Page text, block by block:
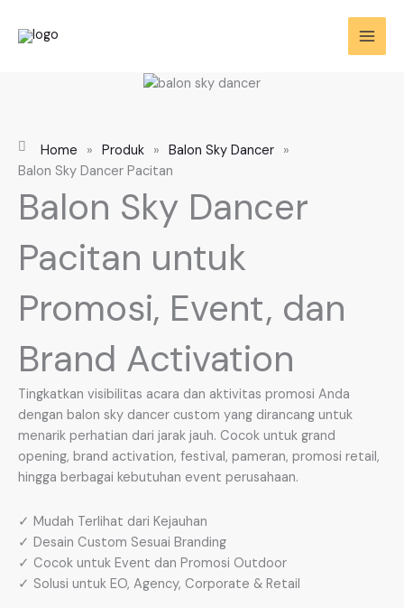
Home » Produk » Balon Sky Dancer
»
Balon Sky Dancer Pacitan
Balon Sky Dancer
Pacitan untuk
Promosi, Event, dan
Brand Activation
Tingkatkan visibilitas acara dan aktivitas promosi Anda
dengan balon sky dancer custom yang dirancang untuk
menarik perhatian dari jarak jauh. Cocok untuk grand
opening, brand activation, festival, pameran, promosi retail,
hingga berbagai kebutuhan event perusahaan.
✓ Mudah Terlihat dari Kejauhan
✓ Desain Custom Sesuai Branding
✓ Cocok untuk Event dan Promosi Outdoor
✓ Solusi untuk EO, Agency, Corporate & Retail